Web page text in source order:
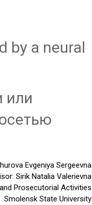
by a neural
или
Evgeniya Sergeevna
Sirik Natalia Valerievna
Prosecutorial Activities
Smolensk State University